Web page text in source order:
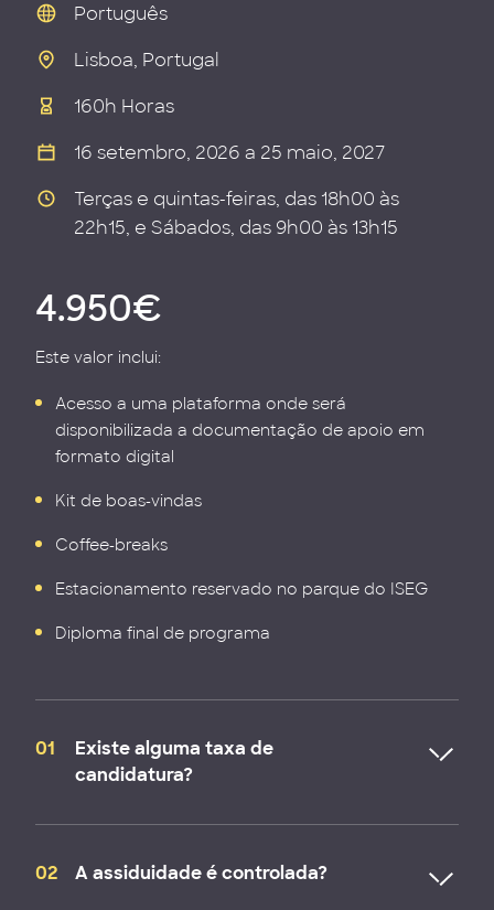
Português
Lisboa, Portugal
160h Horas
16 setembro, 2026 a 25 maio, 2027
Terças e quintas-feiras, das 18h00 às
22h15, e Sábados, das 9h00 às 13h15
4.950€
Este valor inclui:
Acesso a uma plataforma onde será
disponibilizada a documentação de apoio em
formato digital
Kit de boas-vindas
Coffee-breaks
Estacionamento reservado no parque do ISEG
Diploma final de programa
01
Existe alguma taxa de
candidatura?
A formalização da candidatura encontra-se ausente
Programas de Pós-Graduação ou de MBA lhe será
02 A assiduidade é controlada?